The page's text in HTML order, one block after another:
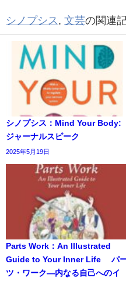
シノプシス 文芸の関連
シノプシス：Mind Your Body:
ジャーナルスピーク
2025年5月19日
Parts Work：An Illustrated
Guide to Your Inner Life パ
ツ・ワーク―内なる自己へのイ